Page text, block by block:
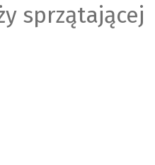
sprzątającej